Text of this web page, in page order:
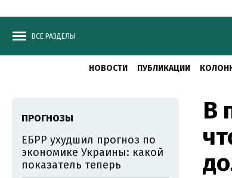
ВСЕ РАЗДЕЛЫ
НОВОСТИ ПУБЛИКАЦИИ
В
ПРОГНОЗЫ
ЕБРР ухудшил прогноз по
экономике Украины: какой
показатель теперь